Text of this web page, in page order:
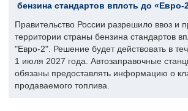
бензина стандартов вплоть до «Евро-
Правительство России разрешило ввоз и
территории страны бензина стандартов
"Евро-2". Решение будет действовать в
1 июля 2027 года. Автозаправочные
обязаны предоставлять информацию о
продаваемого топлива.